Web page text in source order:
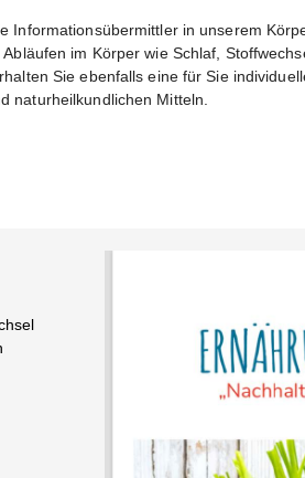
Informationsübermittler in unserem
im Körper wie Schlaf,
Sie ebenfalls eine für Sie
naturheilkundlichen Mitteln.